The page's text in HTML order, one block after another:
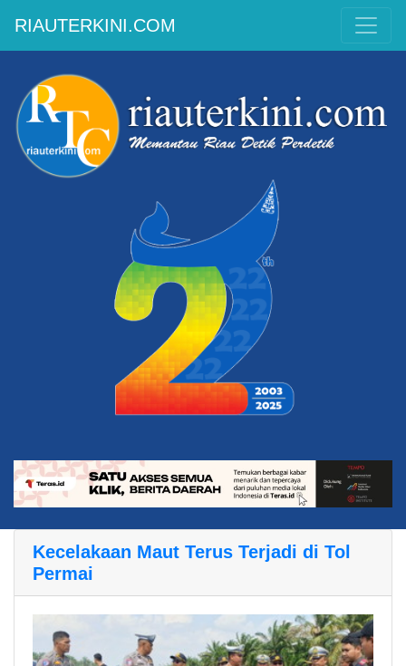
RIAUTERKINI.COM
Kecelakaan Maut Terus Terjadi di Tol
Permai